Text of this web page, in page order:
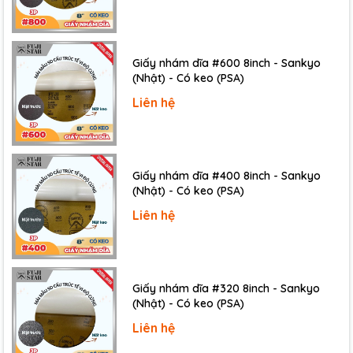
- Ngành soi cấu trúc tế vi: dùng trong máy mài mẫu tự
động
Giấy nhám dĩa #600 8inch - Sankyo
(Nhật) - Có keo (PSA)
Liên hệ
Giấy nhám dĩa #400 8inch - Sankyo
(Nhật) - Có keo (PSA)
Liên hệ
Giấy nhám dĩa #320 8inch - Sankyo
(Nhật) - Có keo (PSA)
Liên hệ